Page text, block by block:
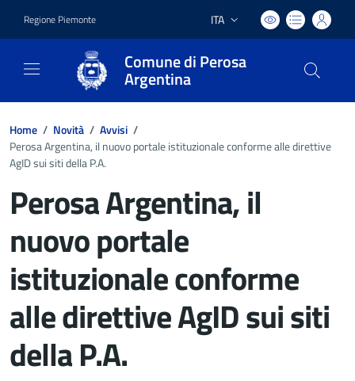
Regione Piemonte Lingua attiva:
ITA
Comune di Perosa
Argentina
Home / Novità / Avvisi /
Perosa Argentina, il nuovo portale istituzionale conforme alle direttive
AgID sui siti della P.A.
Perosa Argentina, il
nuovo portale
istituzionale conforme
alle direttive AgID sui siti
della P.A.